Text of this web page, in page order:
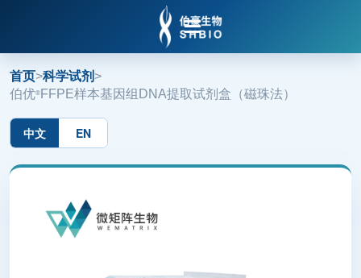

首页>科学试剂>
伯优® FFPE样本基因组DNA提取试剂盒（磁珠法）
中文 EN